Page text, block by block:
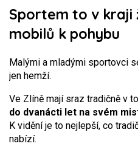
Sportem to v kraji
mobilů k pohybu
Malými a mladými sportovci
jen hemží.
Ve Zlíně mají sraz tradičně v
do dvanácti let na svém
K vidění je to nejlepší, co
nabízí.